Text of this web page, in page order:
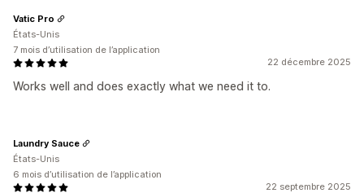
22 décembre 2025
Works well and does exactly what we need it to.
Vatic Pro
États-Unis
7 mois d’utilisation de l’application
22 septembre 2025
Laundry Sauce
États-Unis
6 mois d’utilisation de l’application